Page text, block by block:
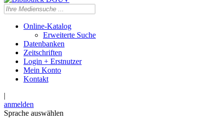
Online-Katalog
Erweiterte Suche
Datenbanken
Zeitschriften
Login + Erstnutzer
Mein Konto
Kontakt
|
anmelden
Sprache auswählen